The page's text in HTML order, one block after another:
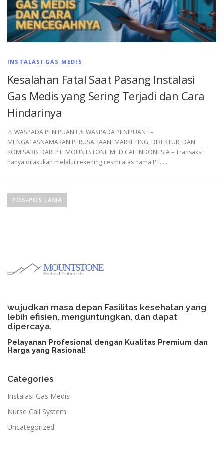
INSTALASI GAS MEDIS
Kesalahan Fatal Saat Pasang Instalasi
Gas Medis yang Sering Terjadi dan Cara
Hindarinya
⚠︎ WASPADA PENIPUAN ! ⚠︎ WASPADA PENIPUAN ! –
MENGATASNAMAKAN PERUSAHAAN, MARKETING, DIREKTUR, DAN
KOMISARIS DARI PT. MOUNTSTONE MEDICAL INDONESIA – Transaksi
hanya dilakukan melalui rekening resmi atas nama PT. …
a
i
o
s
POS-POS LAMA
wujudkan masa depan Fasilitas kesehatan yang
lebih efisien, menguntungkan, dan dapat
dipercaya.
Pelayanan Profesional dengan Kualitas Premium dan
Harga yang Rasional!​
Categories
Instalasi Gas Medis
Nurse Call System
Uncategorized